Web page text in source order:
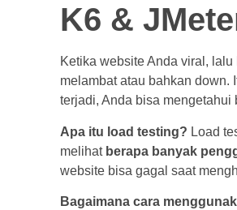
K6 &
Ketika website Anda viral,
melambat atau bahkan down.
terjadi, Anda bisa
Apa itu load testing? Load
melihat berapa banyak
website bisa gagal saat
Bagaimana cara